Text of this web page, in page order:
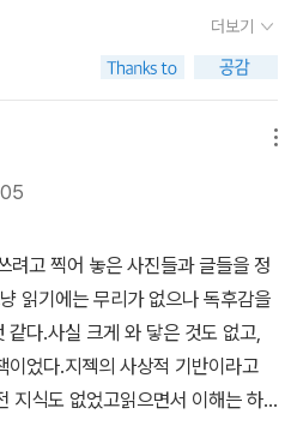
있으며, 공동책임이 있다는 핵심적
원에서 이루어지는 거대한 기만이
요로운 자원을 가진 나라일수록 더욱
이 굶주림 속에 죽어가는 것은 단
, 인종적 열등함 때문이 아니다. 그
총칼이나 자본의 욕망이 있다. 그
것은 그들에게 바로 그 집과 음식
과 인도주의적 자본가들이다. 그 아
사하며 그 은혜를 뼈 속 깊이 새긴
적-상징적 폭력은 그 대립물, 그러
이라 말한다. 그에 따르면 혐오하
은 하나의 탁월한 이데올로기적 조
폭력에 대해선 다양한 메커니즘
적이게도 그런 일은 종종 희생자
을 통해 이루어졌다. 구조적 폭력
국 자본 주의 체제라고 말한다. 그
력에 대한 명제―필요하면 폭력을
다는―는 부적절하고 이 생각은 뒤
게, 폭력은 언제나 합법적인데, 이
자본주의는 초객관적 폭력을 행사하
들을 자동적으로 만들어내며, 다
주의적인 근본주의자들이 초주관적
폭력을 생산하는 자본주의 체제에
반자본주의 뿐만 아니라 자본주의
민주주의의 문제를 다룰 수 있어야
늘날 사상의 자유는 지배적인 위
를 거스를 수 없다는데 있습니다.
각할 수 있다면 편했을 것이다. 아
와 비슷한 사람들이 많다는 사실
도 아니면서 과거에도 현재에도 끔
사실이다. 우리 관습과 윤리적 관
내할 수 있다. 이 책을 읽다보면 머
해야 하는 성격을 지닌 이한테는
는 동안 큰 성과는, 지젝이 던진 폭
그동안 얼마나 성찰reflection없
. 일정량의 노동에 길들여져서 모
못한 채 머물러있다. 이따금씩 전에
새로 주문한 책들로 휘-익 들춰보
는 노력도 거의 안 하고 안락한 하
속으로 흐른다.하고 있는 리서치
커머스 들여다보고 가격 비교나
더보기
려고 찍어 놓은 사진들과 글들을 정
읽기에는 무리가 없으나 독후감을
다.사실 크게 와 닿은 것도 없고,
이었다.지젝의 사상적 기반이라고
지식도 없었고읽으면서 이해는 하